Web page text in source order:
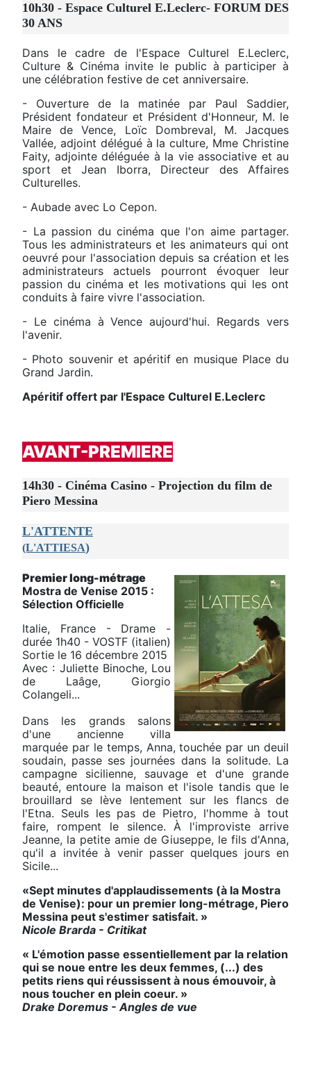
10h30 - Espace Culturel E.Leclerc- FORUM DES
30 ANS
Dans le cadre de l'Espace Culturel E.Leclerc,
Culture & Cinéma invite le public à participer à
une célébration festive de cet anniversaire.
- Ouverture de la matinée par Paul Saddier,
Président fondateur et Président d'Honneur, M. le
Maire de Vence, Loïc Dombreval, M. Jacques
Vallée, adjoint délégué à la culture, Mme Christine
Faity, adjointe déléguée à la vie associative et au
sport et Jean Iborra, Directeur des Affaires
Culturelles.
- Aubade avec Lo Cepon.
- La passion du cinéma que l'on aime partager.
Tous les administrateurs et les animateurs qui ont
oeuvré pour l'association depuis sa création et les
administrateurs actuels pourront évoquer leur
passion du cinéma et les motivations qui les ont
conduits à faire vivre l'association.
- Le cinéma à Vence aujourd'hui. Regards vers
l'avenir.
- Photo souvenir et apéritif en musique Place du
Grand Jardin.
Apéritif offert par l'Espace Culturel E.Leclerc
AVANT-PREMIERE
14h30 - Cinéma Casino - Projection du film de
Piero Messina
L'ATTENTE
(L'ATTIESA)
Premier long-métrage
Mostra de Venise 2015 :
Sélection Officielle
Italie, France - Drame -
durée 1h40 - VOSTF (italien)
Sortie le 16 décembre 2015
Avec : Juliette Binoche, Lou
de Laâge, Giorgio
Colangeli...
Dans les grands salons
d'une ancienne villa
marquée par le temps, Anna, touchée par un deuil
soudain, passe ses journées dans la solitude. La
campagne sicilienne, sauvage et d'une grande
beauté, entoure la maison et l'isole tandis que le
brouillard se lève lentement sur les flancs de
l'Etna. Seuls les pas de Pietro, l'homme à tout
faire, rompent le silence. À l'improviste arrive
Jeanne, la petite amie de Giuseppe, le fils d'Anna,
qu'il a invitée à venir passer quelques jours en
Sicile...
«Sept minutes d'applaudissements (à la Mostra
de Venise): pour un premier long-métrage, Piero
Messina peut s'estimer satisfait. »
Nicole Brarda - Critikat
« L'émotion passe essentiellement par la relation
qui se noue entre les deux femmes, (...) des
petits riens qui réussissent à nous émouvoir, à
nous toucher en plein coeur. »
Drake Doremus - Angles de vue